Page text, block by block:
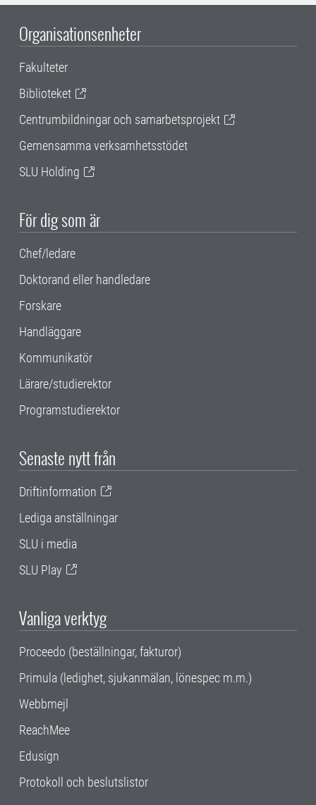
Organisationsenheter
Fakulteter
Biblioteket
Centrumbildningar och samarbetsprojekt
Gemensamma verksamhetsstödet
SLU Holding
För dig som är
Chef/ledare
Doktorand eller handledare
Forskare
Handläggare
Kommunikatör
Lärare/studierektor
Programstudierektor
Senaste nytt från
Driftinformation
Lediga anställningar
SLU i media
SLU Play
Vanliga verktyg
Proceedo (beställningar, fakturor)
Primula (ledighet, sjukanmälan, lönespec m.m.)
Webbmejl
ReachMee
Edusign
Protokoll och beslutslistor